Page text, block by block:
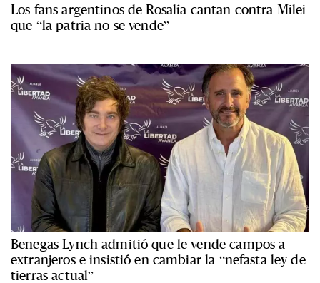
Los fans argentinos de Rosalía cantan contra Milei
que “la patria no se vende”
Benegas Lynch admitió que le vende campos a
extranjeros e insistió en cambiar la “nefasta ley de
tierras actual”